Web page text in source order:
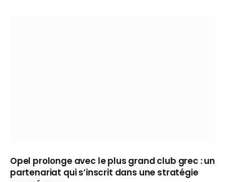
Opel prolonge avec le plus grand club grec : un
partenariat qui s’inscrit dans une stratégie